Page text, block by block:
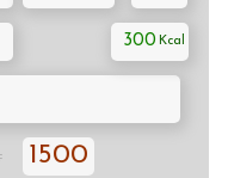
300
1500